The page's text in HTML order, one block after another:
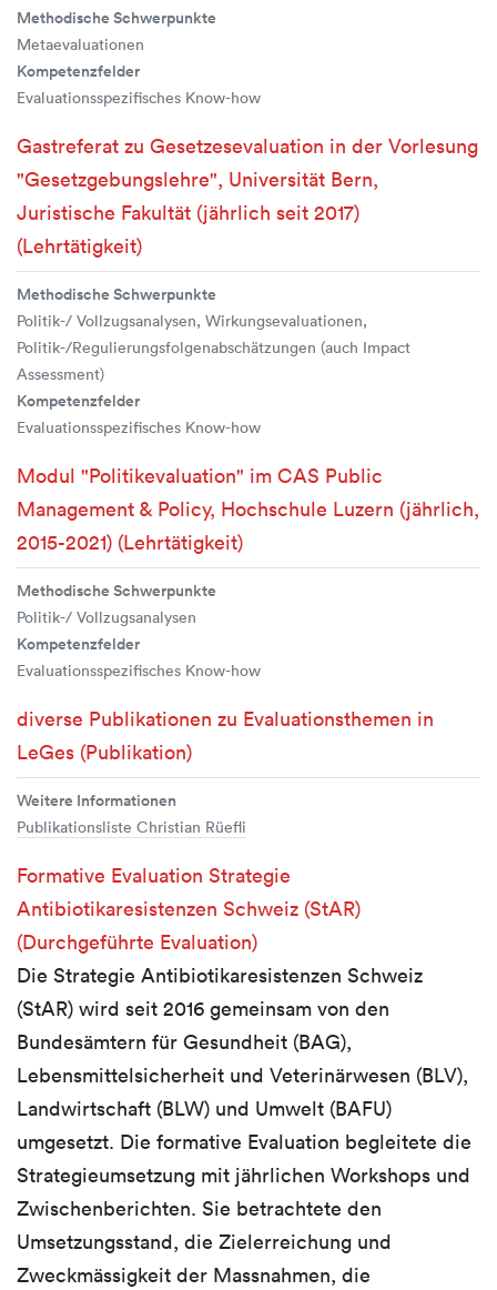
Methodische Schwerpunkte
Metaevaluationen
Kompetenzfelder
Evaluationsspezifisches Know-how
Gastreferat zu Gesetzesevaluation in der Vorlesung
"Gesetzgebungslehre", Universität Bern,
Juristische Fakultät (jährlich seit 2017)
(Lehrtätigkeit)
Methodische Schwerpunkte
Politik-/ Vollzugsanalysen, Wirkungsevaluationen,
Politik-/Regulierungsfolgenabschätzungen (auch Impact
Assessment)
Kompetenzfelder
Evaluationsspezifisches Know-how
Modul "Politikevaluation" im CAS Public
Management & Policy, Hochschule Luzern (jährlich,
2015-2021) (Lehrtätigkeit)
Methodische Schwerpunkte
Politik-/ Vollzugsanalysen
Kompetenzfelder
Evaluationsspezifisches Know-how
diverse Publikationen zu Evaluationsthemen in
LeGes (Publikation)
Weitere Informationen
Publikationsliste Christian Rüefli
Formative Evaluation Strategie
Antibiotikaresistenzen Schweiz (StAR)
(Durchgeführte Evaluation)
Die Strategie Antibiotikaresistenzen Schweiz
(StAR) wird seit 2016 gemeinsam von den
Bundesämtern für Gesundheit (BAG),
Lebensmittelsicherheit und Veterinärwesen (BLV),
Landwirtschaft (BLW) und Umwelt (BAFU)
umgesetzt. Die formative Evaluation begleitete die
Strategieumsetzung mit jährlichen Workshops und
Zwischenberichten. Sie betrachtete den
Umsetzungsstand, die Zielerreichung und
Zweckmässigkeit der Massnahmen, die